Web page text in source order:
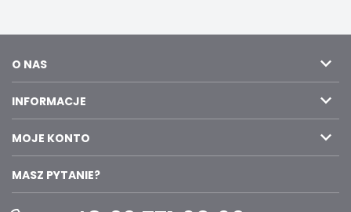
O NAS
INFORMACJE
MOJE KONTO
MASZ PYTANIE?